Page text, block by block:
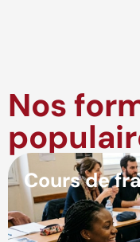
Nos
Cours de